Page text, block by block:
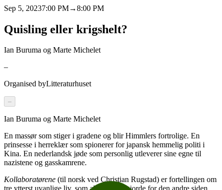
Sep 5, 20237:00 PM→8:00 PM
Quisling eller krigshelt?
Ian Buruma og Marte Michelet
–
Organised byLitteraturhuset
–
Ian Buruma og Marte Michelet
En massør som stiger i gradene og blir Himmlers fortrolige. En
prinsesse i herreklær som spionerer for japansk hemmelig politi i
Kina. En nederlandsk jøde som personlig utleverer sine egne til
nazistene og gasskamrene.
Kollaboratørene (til norsk ved Christian Rugstad) er fortellingen om